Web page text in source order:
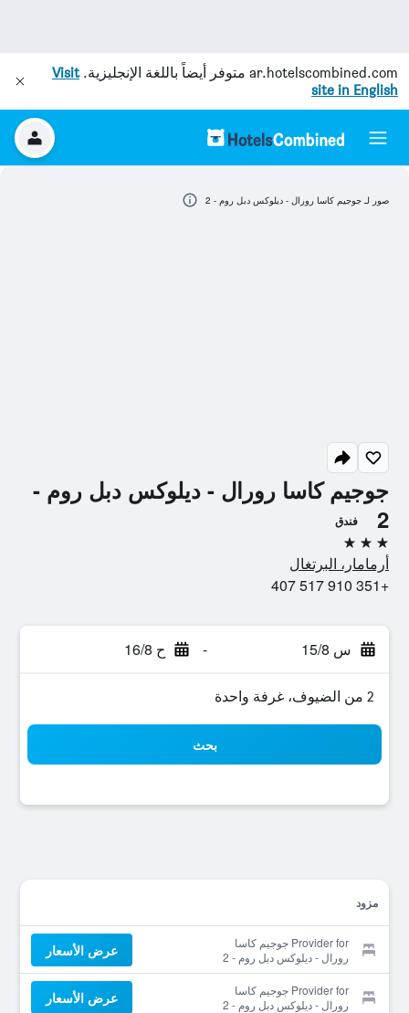
ar.hotelscombined.com متوفر أيضاً باللغة الإنجليزية.Visit
site in English
جوجيم كاسا رورال - ديلوكس دبل روم -
2
فندق
3 نجوم
أرمامار، البرتغال
+351 910 517 407
س 15/8 - ح 16/8
2 من الضيوف، غرفة واحدة
بحث
مزود
Provider for جوجيم كاسا
رورال - ديلوكس دبل روم - 2
عرض الأسعار
Provider for جوجيم كاسا
رورال - ديلوكس دبل روم - 2
عرض الأسعار
صور لـ جوجيم كاسا رورال - ديلوكس دبل روم - 2